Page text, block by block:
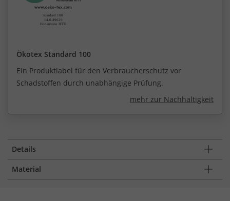
Ökotex Standard 100
Ein Produktlabel für den Verbraucherschutz vor
Schadstoffen durch unabhängige Prüfung.
mehr zur Nachhaltigkeit
Details
Material